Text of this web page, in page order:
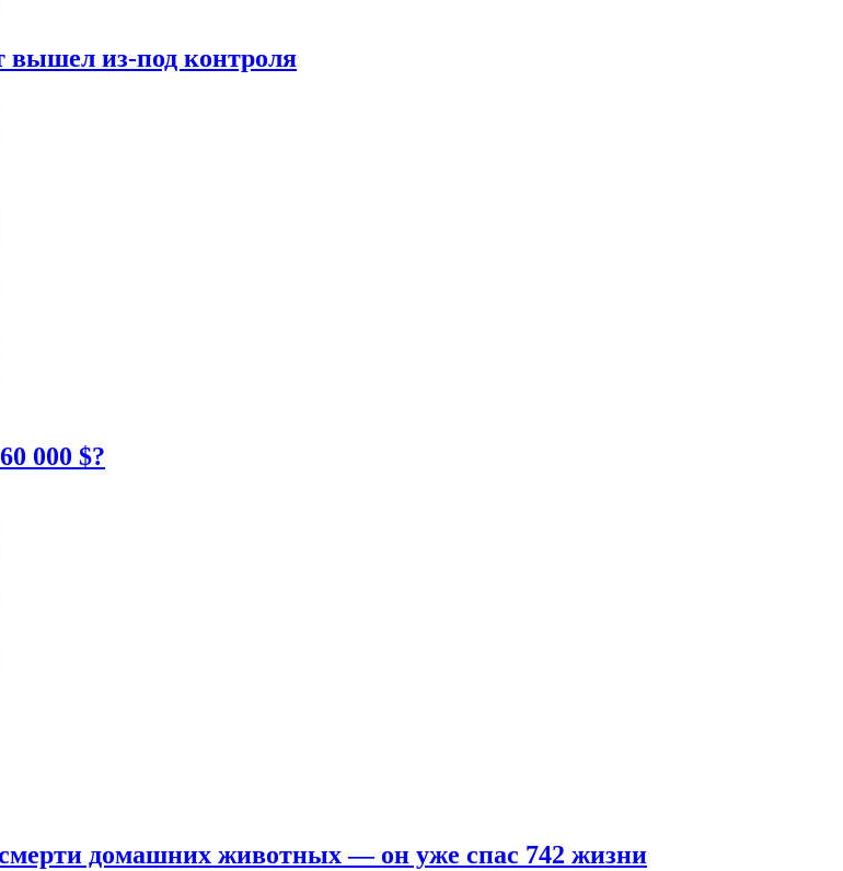
вышел из-под контроля
000 $?
смерти домашних животных — он уже спас 742 жизни